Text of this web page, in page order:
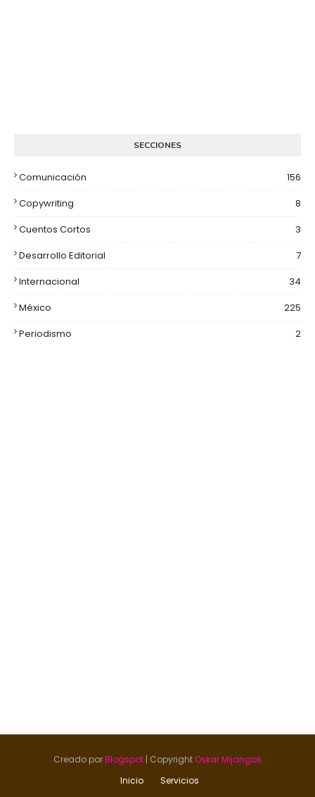
SECCIONES
Comunicación
156
Copywriting
8
Cuentos Cortos
3
Desarrollo Editorial
7
Internacional
34
México
225
Periodismo
2
Creado porBlogspot | Copyright Oskar Mijangos
Inicio
Servicios